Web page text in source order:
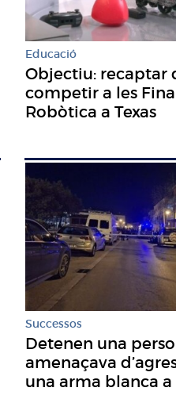
Educació
​Objectiu: recaptar
competir a les
Robòtica a Texas
Successos
Detenen una
amenaçava
una arma blanca